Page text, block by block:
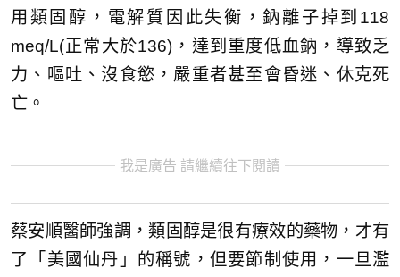
用類固醇，電解質因此失衡，鈉離子掉到118
meq/L(正常大於136)，達到重度低血鈉，導致乏
力、嘔吐、沒食慾，嚴重者甚至會昏迷、休克死
亡。
我是廣告 請繼續往下閱讀
蔡安順醫師強調，類固醇是很有療效的藥物，才有
了「美國仙丹」的稱號，但要節制使用，一旦濫